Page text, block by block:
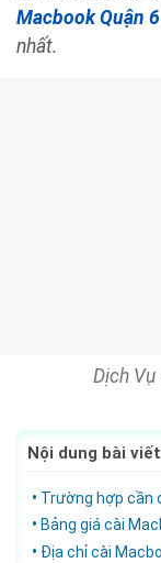
Macbook Quận 6
nhất.
Dịch Vụ
Nội dung bài viết
Trường hợp cần
Bảng giá cài
Địa chỉ cài